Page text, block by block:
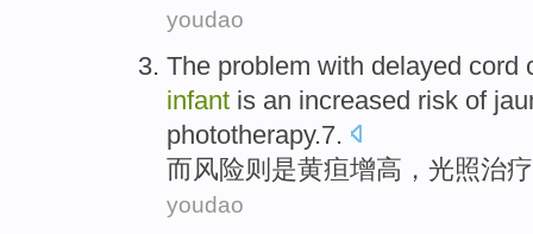
youdao
The problem with delayed
infant is an increased risk of
phototherapy.7.
而风险则 是黄疸增高，光照治疗
youdao